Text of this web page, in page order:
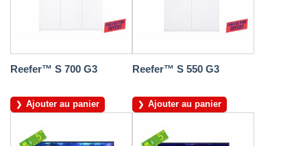
Reefer™ S 700 G3
Ajouter au panier
Reefer™ S 550 G3
Ajouter au panier